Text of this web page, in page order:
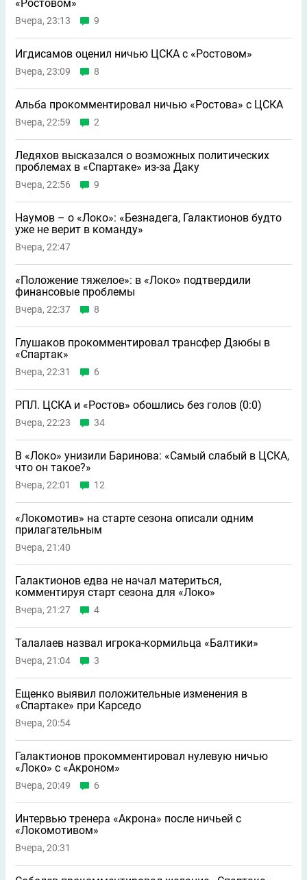
«Ростовом»
Вчера, 23:13 9
Игдисамов оценил ничью ЦСКА с «Ростовом»
Вчера, 23:09 8
Альба прокомментировал ничью «Ростова» с ЦСКА
Вчера, 22:59 2
Ледяхов высказался о возможных политических
проблемах в «Спартаке» из-за Даку
Вчера, 22:56 9
Наумов – о «Локо»: «Безнадега, Галактионов будто
уже не верит в команду»
Вчера, 22:47
«Положение тяжелое»: в «Локо» подтвердили
финансовые проблемы
Вчера, 22:37 8
Глушаков прокомментировал трансфер Дзюбы в
«Спартак»
Вчера, 22:31 6
РПЛ. ЦСКА и «Ростов» обошлись без голов (0:0)
Вчера, 22:23 34
В «Локо» унизили Баринова: «Самый слабый в ЦСКА,
что он такое?»
Вчера, 22:01 12
«Локомотив» на старте сезона описали одним
прилагательным
Вчера, 21:40
Галактионов едва не начал материться,
комментируя старт сезона для «Локо»
Вчера, 21:27 4
Талалаев назвал игрока-кормильца «Балтики»
Вчера, 21:04 3
Ещенко выявил положительные изменения в
«Спартаке» при Карседо
Вчера, 20:54
Галактионов прокомментировал нулевую ничью
«Локо» с «Акроном»
Вчера, 20:49 6
Интервью тренера «Акрона» после ничьей с
«Локомотивом»
Вчера, 20:31